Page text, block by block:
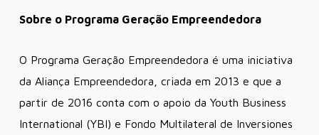
Sobre o Programa Geração Empreendedora
O Programa Geração Empreendedora é uma iniciativa
da Aliança Empreendedora, criada em 2013 e que a
partir de 2016 conta com o apoio da Youth Business
International (YBI) e Fondo Multilateral de Inversiones